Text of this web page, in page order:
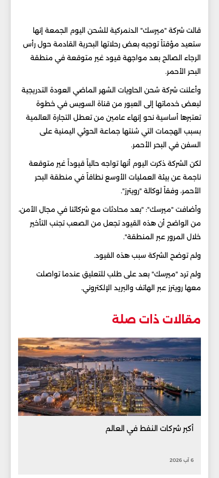
قالت شركة "ميرسك" الدنمركية للشحن اليوم الجمعة إنها
ستعيد مؤقتاً توجيه بعض رحلاتها البحرية القادمة حول رأس
الرجاء الصالح بعد مواجهة قيود غير متوقعة في منطقة
البحر الأحمر.
وأعلنت شركة شحن الحاويات الشهر الماضي العودة التدريجية
لبعض خدماتها إلى العبور من قناة السويس في خطوة
تعتبرها أساسية نحو إنهاء عامين من تعطل التجارة العالمية
بسبب الهجمات التي شنتها جماعة الحوثي اليمنية على
السفن في البحر الأحمر.
لكن الشركة ذكرت اليوم أنها تواجه حالياً قيوداً غير متوقعة
ناجمة عن بيئة العمليات الأوسع نطاقاً في منطقة البحر
الأحمر، وفقاً لوكالة "رويترز".
وأضافت "ميرسك": "بعد محادثات مع شركائنا في مجال الأمن،
من الواضح أن هذه القيود تجعل من الصعب تجنب التأخير
خلال المرور عبر المنطقة".
ولم توضح الشركة سبب هذه القيود.
ولم ترد "ميرسك" بعد على طلب للتعليق عندما تواصلت
معها رويترز عبر الهاتف والبريد الإلكتروني.
مقالات ذات صلة
أكبر شركات النفط في العالم
6 آب 2026